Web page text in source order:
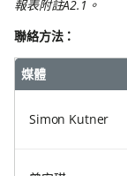
報表附註A2.1。
聯絡方法：
媒體
Simon Kutner